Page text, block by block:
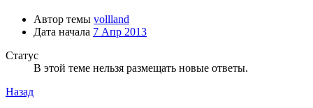
Автор темы vollland
Дата начала 7 Апр 2013
Статус
В этой теме нельзя размещать новые ответы.
Назад